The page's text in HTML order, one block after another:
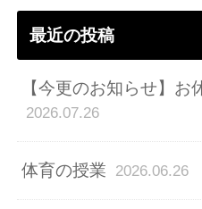
最近の投稿
【今更のお知らせ】お
2026.07.26
体育の授業 2026.06.26